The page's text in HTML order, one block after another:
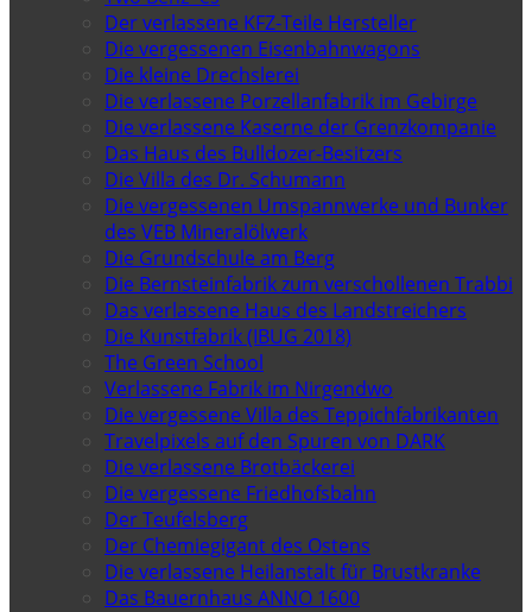
Der verlassene KFZ-Teile Hersteller
Die vergessenen Eisenbahnwagons
Die kleine Drechslerei
Die verlassene Porzellanfabrik im Gebirge
Die verlassene Kaserne der Grenzkompanie
Das Haus des Bulldozer-Besitzers
Die Villa des Dr. Schumann
Die vergessenen Umspannwerke und Bunker
des VEB Mineralölwerk
Die Grundschule am Berg
Die Bernsteinfabrik zum verschollenen Trabbi
Das verlassene Haus des Landstreichers
Die Kunstfabrik (IBUG 2018)
The Green School
Verlassene Fabrik im Nirgendwo
Die vergessene Villa des Teppichfabrikanten
Travelpixels auf den Spuren von DARK
Die verlassene Brotbäckerei
Die vergessene Friedhofsbahn
Der Teufelsberg
Der Chemiegigant des Ostens
Die verlassene Heilanstalt für Brustkranke
Das Bauernhaus ANNO 1600